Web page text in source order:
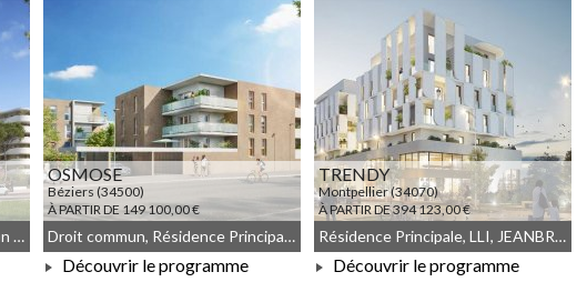
À PARTIR DE 149 417,00 € À PARTIR DE 307 708,00 €
Résidence Principale, Meublé non géré, Droit commun
OSMOSE
Béziers (34500)
À PARTIR DE 149 100,00 €
Droit commun, Résidence Principale, JEANBRUN, Meublé non géré
Découvrir le programme
TRENDY
Montpellier (34070)
À PARTIR DE 394 123,00 €
Résidence Principale, LLI, JEANBRUN, LLI_JEANBRUN
Découvrir le programme